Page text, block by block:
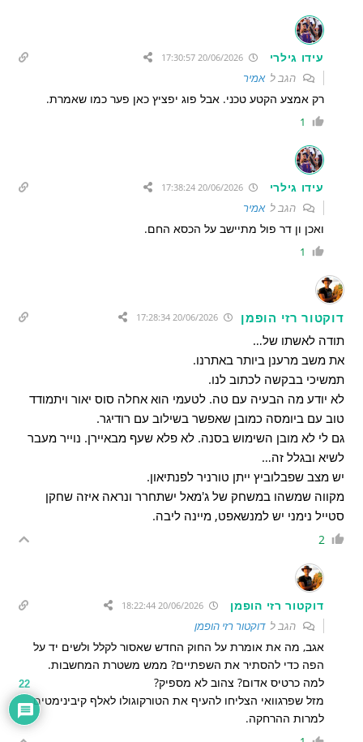
עידו גילרי 20/06/2026 17:30:57
הגב לאמיר
רק אמצע הקטע טכני. אבל פוג יפציץ כאן פער כמו שאמרת.
1
עידו גילרי 20/06/2026 17:38:24
הגב לאמיר
ואכן ון דר פול מתיישב על הכסא החם.
1
דוקטור רזי הופמן
תודה לאשתו של…
את משב מרענן ביותר באתרנו.
תמשיכי בבקשה לכתוב לנו.
לא יודע מה הבעיה עם טה. לטעמי הוא אחלה סוס יאור ויתמודד
טוב עם ביומסה כמובן שאפשר בשילוב עם רודיגר.
גם לי לא מובן השימוש בסנה. לא פלא שעף מבאיירן. נוייר מעבר
לשיא ובגלל זה…
יש מצב שפבלוביץ ייתן טורניר לפנתיאון.
מקווה שמשהו במשחק של ג'מאל ישתחרר ונראה איזה שחקן
סטייל נימני יש למנשאפט, מיינה ליבה.
2
דוקטור רזי הופמן
הגב לדוקטור רזי הופמן
אגב, מה את אומרת על החוק החדש שאסור לקלל ולשים יד על
הפה כדי להסתיר את השפתיים? ממש משטרת המחשבות.
למה כרטיס אדום? צהוב לא מספיק?
מזל שפרגוואי הצליחו להעיף את הטורקוגולו לאלף קיבינימטים
למרות ההרחקה.
22